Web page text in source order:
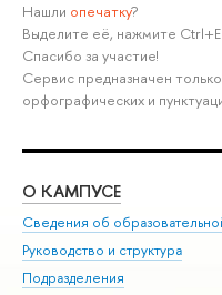
Нашли опечатку?
Выделите её, нажмите
Спасибо за участие!
Сервис предназначен
орфографических и
О КАМПУСЕ
Сведения об
Руководство и структура
Подразделения